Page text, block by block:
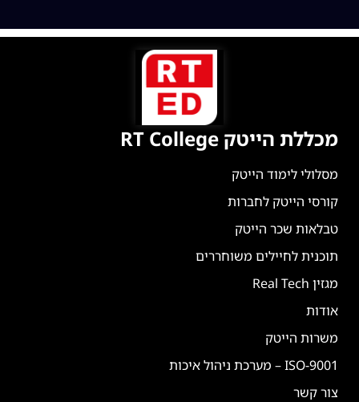
מכללת הייטק RT College
מסלולי לימוד הייטק
קורסי הייטק לחברות
טבלאות שכר הייטק
תוכנית לחיילים משוחררים
מגזין Real Tech
אודות
משרות הייטק
ISO-9001 – מערכת ניהול איכות
צור קשר